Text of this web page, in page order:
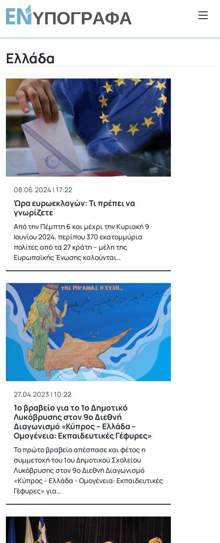
Ελλάδα
08.06.2024 | 17:22
Ώρα ευρωεκλογών: Τι πρέπει να
γνωρίζετε
Από την Πέμπτη 6 και μέχρι την Κυριακή 9
Ιουνίου 2024, περίπου 370 εκατομμύρια
πολίτες από τα 27 κράτη – μέλη της
Ευρωπαϊκής Ένωσης καλούνται…
27.04.2023 | 10:22
1ο βραβείο για το 1ο Δημοτικό
Λυκόβρυσης στον 9ο Διεθνή
Διαγωνισμό «Κύπρος – Ελλάδα –
Ομογένεια: Εκπαιδευτικές Γέφυρες»
Το πρώτο βραβείο απέσπασε και φέτος η
συμμετοχή του 1ου Δημοτικού Σχολείου
Λυκόβρυσης στον 9ο Διεθνή Διαγωνισμό
«Κύπρος - Ελλάδα - Ομογένεια: Εκπαιδευτικές
Γέφυρες» για…